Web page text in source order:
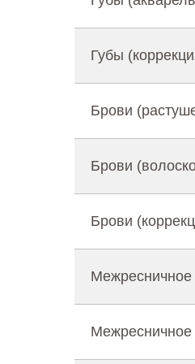
Губы
Брови
Брови
Брови
Межресничное
Межресничное